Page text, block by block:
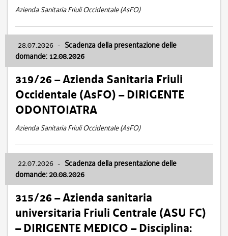
Azienda Sanitaria Friuli Occidentale (AsFO)
28.07.2026 - Scadenza della presentazione delle
domande: 12.08.2026
319/26 – Azienda Sanitaria Friuli
Occidentale (AsFO) – DIRIGENTE
ODONTOIATRA
Azienda Sanitaria Friuli Occidentale (AsFO)
22.07.2026 - Scadenza della presentazione delle
domande: 20.08.2026
315/26 – Azienda sanitaria
universitaria Friuli Centrale (ASU FC)
– DIRIGENTE MEDICO – Disciplina: